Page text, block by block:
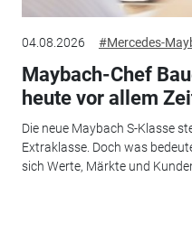
04.08.2026 #Mercedes-
Maybach-Chef
heute vor allem
Die neue Maybach S-Klasse
Extraklasse. Doch was
sich Werte, Märkte und